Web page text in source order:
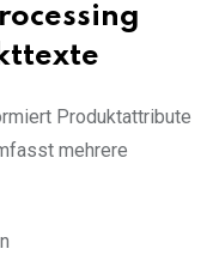
Produktattribute
mehrere